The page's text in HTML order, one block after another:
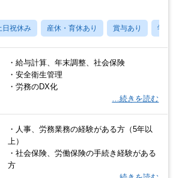
日祝休み 産休・育休あり 賞与あり 学歴不
・給与計算、年末調整、社会保険
・安全衛生管理
・労務のDX化
…続きを読む
・人事、労務業務の経験がある方（5年以
上）
・社会保険、労働保険の手続き経験がある
方